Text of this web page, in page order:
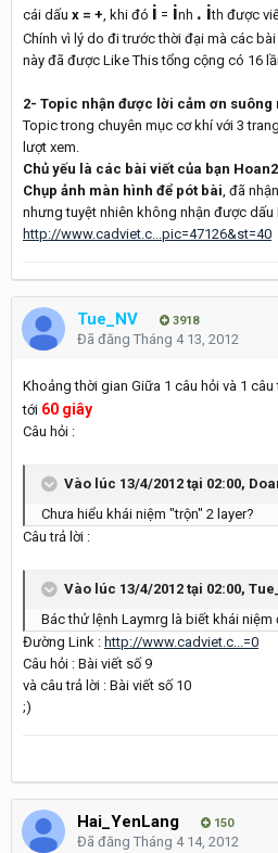
cái dấu x = +, khi đó i = inh . ith được
Chính vì lý do đi trước thời đại mà các
này đã được Like This tổng cộng có 16
2- Topic nhận được lời cảm ơn suông
Topic trong chuyên mục cơ khí với 3
lượt xem.
Chủ yếu là các bài viết của bạn
Chụp ảnh màn hình để pót bài, đã
nhưng tuyệt nhiên không nhận được
http://www.cadviet.c...pic=47126&st=40
Tue_NV 3918
Đã đăng Tháng 4 13, 2012
Khoảng thời gian Giữa 1 câu hỏi và 1
tới 60 giây
Câu hỏi :
Vào lúc 13/4/2012 tại 02:00,
Chưa hiểu khái niệm "trộn" 2 layer?
Câu trả lời :
Vào lúc 13/4/2012 tại 02:00,
Bác thử lệnh Laymrg là biết khái niệm
Đường Link : http://www.cadviet.c...=0
Câu hỏi : Bài viết số 9
và câu trả lời : Bài viết số 10
;)
Hai_YenLang 150
Đã đăng Tháng 4 14, 2012